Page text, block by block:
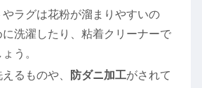
やラグは花粉が溜まりやすいの
に洗濯したり、粘着クリーナーで
う。
るものや、
防ダニ加工がされて